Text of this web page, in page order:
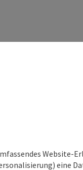
Website-
eine